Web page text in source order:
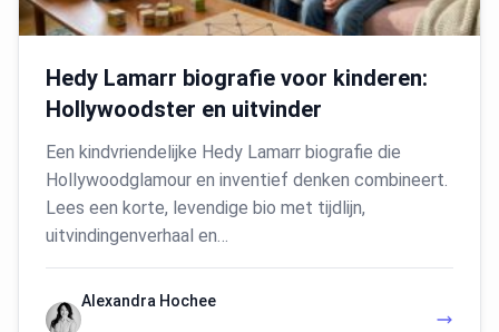
Hedy Lamarr biografie voor kinderen:
Hollywoodster en uitvinder
Een kindvriendelijke Hedy Lamarr biografie die
Hollywoodglamour en inventief denken combineert.
Lees een korte, levendige bio met tijdlijn,
uitvindingenverhaal en…
Alexandra Hochee